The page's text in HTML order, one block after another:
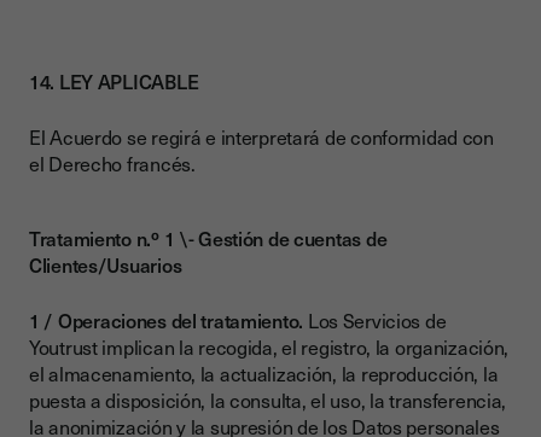
14. LEY APLICABLE
El Acuerdo se regirá e interpretará de conformidad con
el Derecho francés.
Tratamiento n.º 1 \- Gestión de cuentas de
Clientes/Usuarios
Operaciones del tratamiento. Los Servicios de
Youtrust implican la recogida, el registro, la organización,
el almacenamiento, la actualización, la reproducción, la
puesta a disposición, la consulta, el uso, la transferencia,
la anonimización y la supresión de los Datos personales